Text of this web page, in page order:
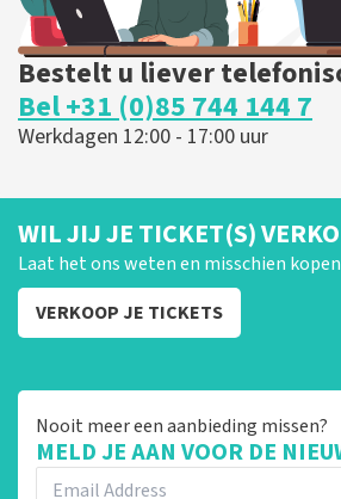
Bestelt u liever
Bel +31 (0)85 744 144 7
Werkdagen 12:00 - 17:00 uur
WIL JIJ JE TICKET(S)
Laat het ons weten en misschien
VERKOOP JE TICKETS
Nooit meer een aanbieding missen?
MELD JE AAN VOOR DE